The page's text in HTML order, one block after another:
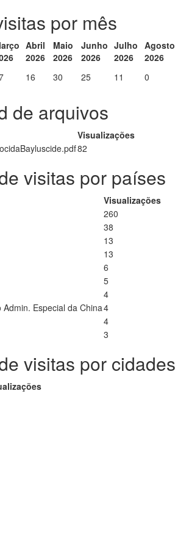
por mês
Abril
2026
Maio
2026
Junho
2026
Julho
2026
Agosto
2026
16 30 25 11 0
de arquivos
Visualizações
82
visitas por países
Visualizações
260
38
13
13
6
5
4
Admin. Especial da China4
4
3
visitas por cidades